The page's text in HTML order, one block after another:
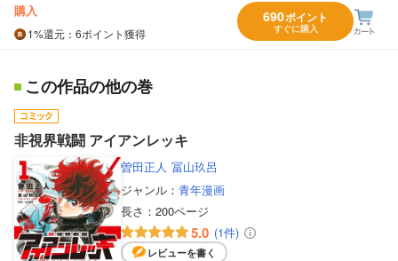
購入
1%還元 ：6ポイント獲得
690ポイント
すぐに購入
この作品の他の巻
非視界戦闘 アイアンレッキ
曽田正人 冨山玖呂
ジャンル： 青年漫画
長さ： 200ページ
5.0 (1件)
レビューを書く